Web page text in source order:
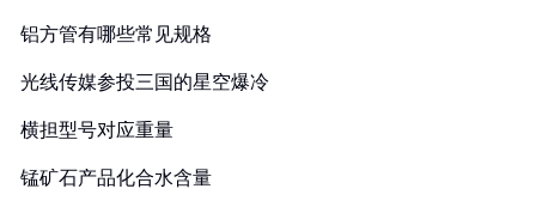
铝方管有哪些常见规格
光线传媒参投三国的星空爆冷
横担型号对应重量
锰矿石产品化合水含量